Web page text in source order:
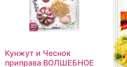
Кунжут и Чеснок
приправа ВОЛШЕБНОЕ